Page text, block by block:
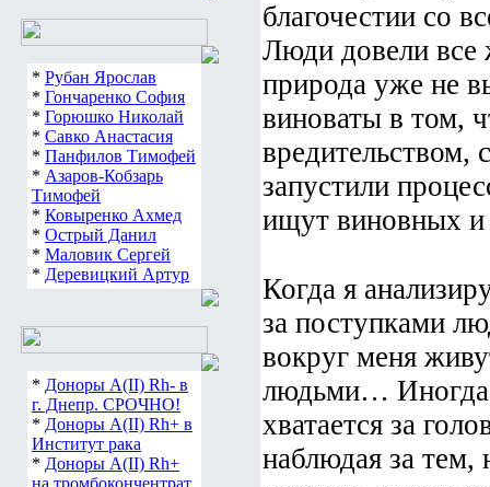
* Рубан Ярослав
* Гончаренко София
* Горюшко Николай
* Савко Анастасия
* Панфилов Тимофей
* Азаров-Кобзарь
Тимофей
* Ковыренко Ахмед
* Острый Данил
* Маловик Сергей
* Деревицкий Артур
* Доноры А(ІІ) Rh- в
г. Днепр. СРОЧНО!
* Доноры А(ІІ) Rh+ в
Институт рака
* Доноры А(ІІ) Rh+
на тромбокончентрат
благочестии со
Люди довели все
природа уже не
виноваты в том,
запустили
ищут виновных и
Когда я
за поступками
вокруг меня
людьми… Иногда
хватается за
наблюдая за тем,